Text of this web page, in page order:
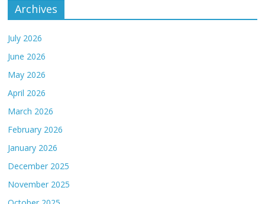
Archives
July 2026
June 2026
May 2026
April 2026
March 2026
February 2026
January 2026
December 2025
November 2025